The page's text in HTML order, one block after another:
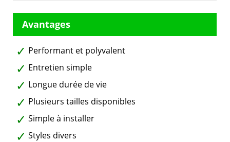
Performant et polyvalent
Entretien simple
Longue durée de vie
Plusieurs tailles disponibles
Simple à installer
Styles divers